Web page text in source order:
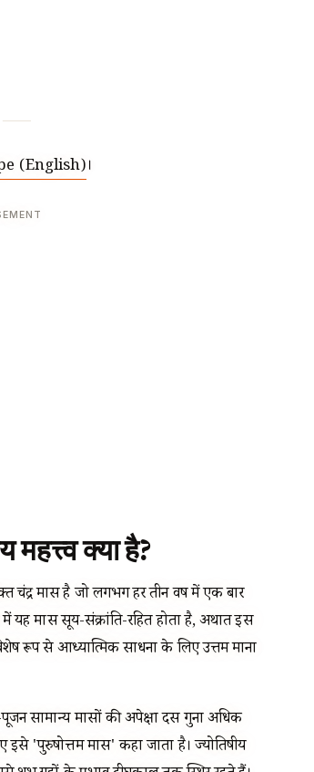
(English)।
क्या है?
मास है जो लगभग हर तीन वर्ष में एक बार
मास सूर्य-संक्रांति-रहित होता है, अर्थात इस
रूप से आध्यात्मिक साधना के लिए उत्तम माना
सामान्य मासों की अपेक्षा दस गुना अधिक
'पुरुषोत्तम मास' कहा जाता है। ज्योतिषीय